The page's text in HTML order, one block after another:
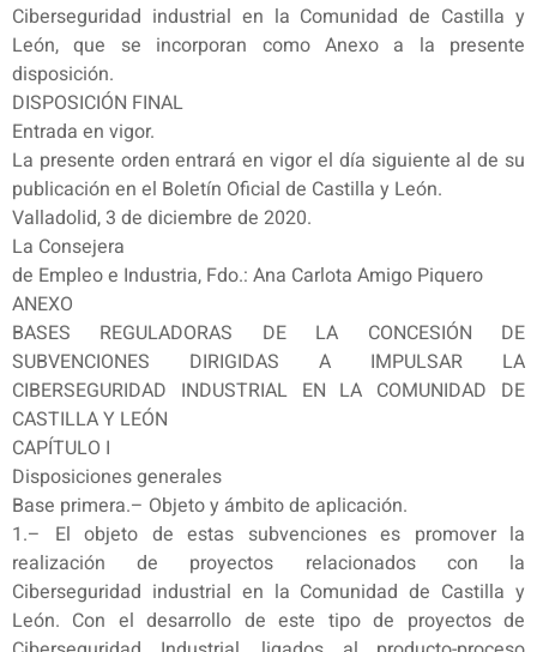
Ciberseguridad industrial en la Comunidad de Castilla y
León, que se incorporan como Anexo a la presente
disposición.
DISPOSICIÓN FINAL
Entrada en vigor.
La presente orden entrará en vigor el día siguiente al de su
publicación en el Boletín Oficial de Castilla y León.
Valladolid, 3 de diciembre de 2020.
La Consejera
de Empleo e Industria, Fdo.: Ana Carlota Amigo Piquero
ANEXO
BASES REGULADORAS DE LA CONCESIÓN DE
SUBVENCIONES DIRIGIDAS A IMPULSAR LA
CIBERSEGURIDAD INDUSTRIAL EN LA COMUNIDAD DE
CASTILLA Y LEÓN
CAPÍTULO I
Disposiciones generales
Base primera.– Objeto y ámbito de aplicación.
1.– El objeto de estas subvenciones es promover la
realización de proyectos relacionados con la
Ciberseguridad industrial en la Comunidad de Castilla y
León. Con el desarrollo de este tipo de proyectos de